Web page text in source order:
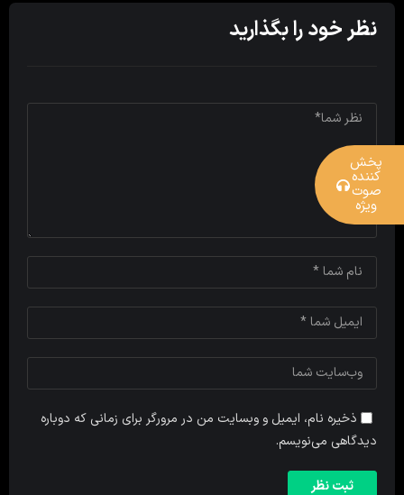
نظر خود را بگذارید
ذخیره نام، ایمیل و وبسایت من در مرورگر برای زمانی که دوباره
دیدگاهی می‌نویسم.
پخش
کننده
صوت
ویژه